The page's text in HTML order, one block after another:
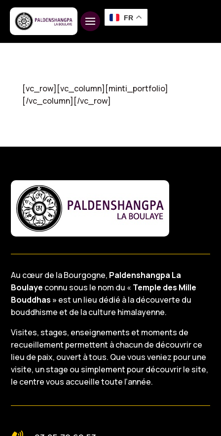
[vc_row][vc_column][minti_portfolio]
[/vc_column][/vc_row]
Au cœur de la Bourgogne, Paldenshangpa La
Boulaye connu sous le nom du « Temple des Mille
Bouddhas » est un lieu dédié à la découverte du
bouddhisme et de la culture himalayenne.
Visites, stages, enseignements et moments de
recueillement permettent à chacun de découvrir ce
lieu de paix, ouvert à tous. Que vous veniez pour une
visite, un stage ou simplement pour découvrir le site,
le centre vous accueille toute l’année.
FR